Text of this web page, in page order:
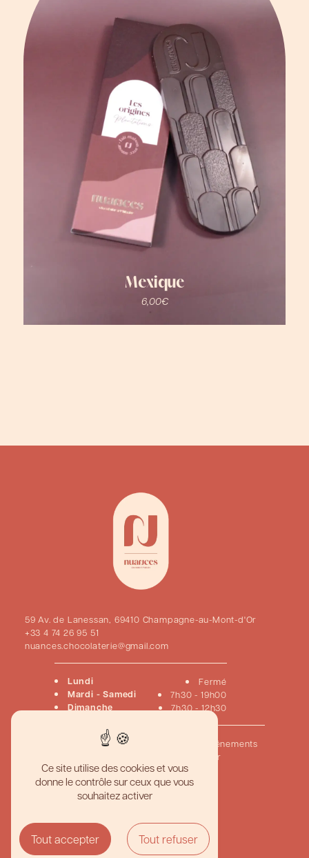
6,00€
Mexique
59 Av. de Lanessan, 69410 Champagne-au-Mont-d'Or
+33 4 74 26 95 51
nuances.chocolaterie@gmail.com
Lundi Fermé
Mardi - Samedi 7h30 - 19h00
Dimanche 7h30 - 12h30
PâtisseriesChocolats
Événements
Nous contacter
Pâtisserie artisanale haut de gamme
Meilleur gâteau personnalisé
Pâtisserie traditionnelle française
Chocolaterie artisanale de qualité
Création de desserts sur mesure
Pâtisserie et chocolaterie fine
Ce site utilise des cookies et vous
donne le contrôle sur ceux que vous
souhaitez activer
Tout accepter Tout refuser